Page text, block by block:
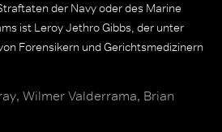
der Navy oder des Marine
ist Leroy Jethro Gibbs, der unter
Forensikern und Gerichtsmedizinern
Wilmer Valderrama, Brian